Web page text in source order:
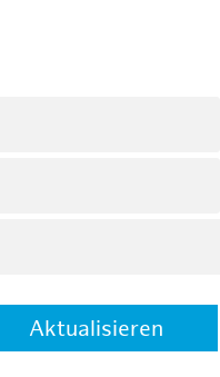
Aktualisieren